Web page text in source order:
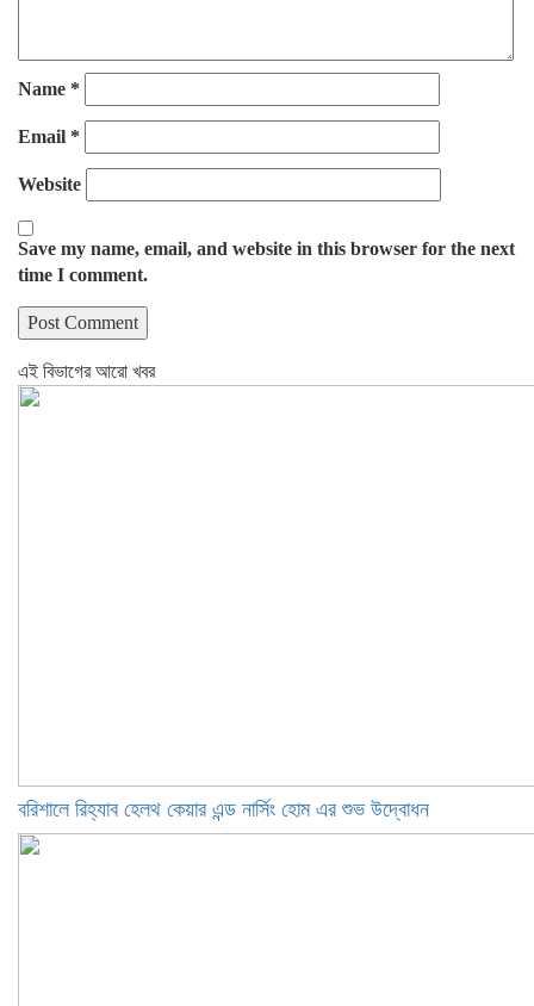
Name *
Email *
Website
Save my name, email, and website in this browser for the next
time I comment.
এই বিভাগের আরো খবর
বরিশালে রিহ্যাব হেলথ কেয়ার এন্ড নার্সিং হোম এর শুভ উদ্বোধন